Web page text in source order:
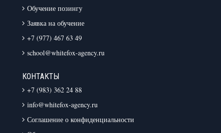
Обучение позингу
Заявка на обучение
+7 (977) 467 63 49
school@whitefox-agency.ru
КОНТАКТЫ
+7 (983) 362 24 88
info@whitefox-agency.ru
Соглашение о конфиденциальности